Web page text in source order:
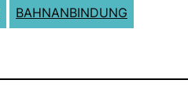
BAHNANBINDUNG